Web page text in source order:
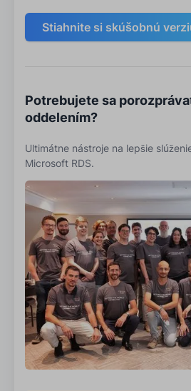
Stiahnite si skúšobnú
Potrebujete sa
oddelením?
Ultimátne nástroje na lepšie
Microsoft RDS.